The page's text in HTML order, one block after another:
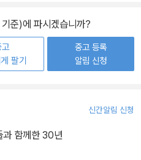
기준)에 파시겠습니까?
고
팔기
중고 등록
알림 신청
신간알림 신청
과 함께한 30년